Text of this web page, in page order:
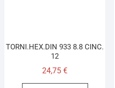
TORNI.HEX.DIN 933 8.8 CINC.
12
24,75€